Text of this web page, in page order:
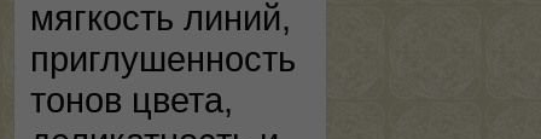
мягкость линий,
приглушенность
тонов цвета,